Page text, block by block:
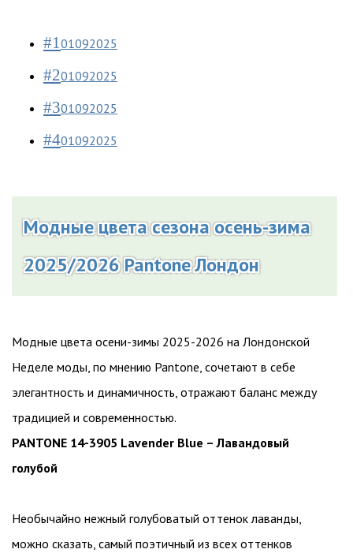
#1 01092025
#201092025
#301092025
#401092025
Модные цвета сезона осень-зима
2025/2026 Pantone Лондон
Модные цвета осени-зимы 2025-2026 на Лондонской
Неделе моды, по мнению Pantone, сочетают в себе
элегантность и динамичность, отражают баланс между
традицией и современностью.
PANTONE 14-3905 Lavender Blue – Лавандовый
голубой
Необычайно нежный голубоватый оттенок лаванды,
можно сказать, самый поэтичный из всех оттенков